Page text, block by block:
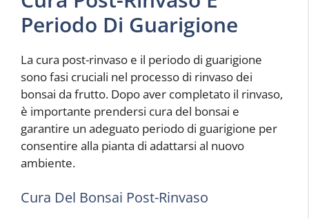
Periodo Di Guarigione
La cura post-rinvaso e il periodo di guarigione
sono fasi cruciali nel processo di rinvaso dei
bonsai da frutto. Dopo aver completato il rinvaso,
è importante prendersi cura del bonsai e
garantire un adeguato periodo di guarigione per
consentire alla pianta di adattarsi al nuovo
ambiente.
Cura Del Bonsai Post-Rinvaso